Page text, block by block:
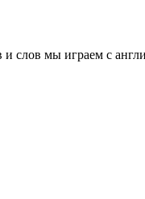
и слов мы играем с